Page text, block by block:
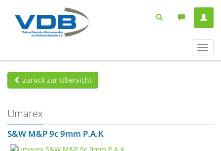
ein-/
zurück zur Übersicht
Umarex
S&W M&P 9c 9mm P.A.K